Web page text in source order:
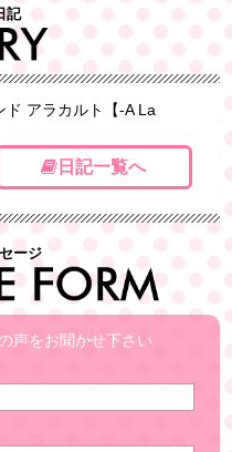
記
日記一覧へ
ージ
声をお聞かせ下さい